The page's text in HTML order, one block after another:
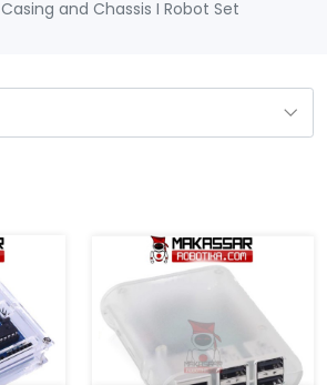
Casing and Chassis I Robot Set